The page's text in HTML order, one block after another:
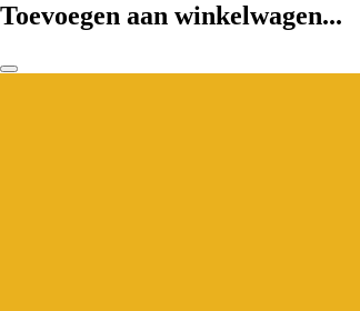
Toevoegen aan winkelwagen...